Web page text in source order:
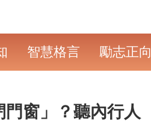
智慧格言 勵志正向
窗」？聽內行人